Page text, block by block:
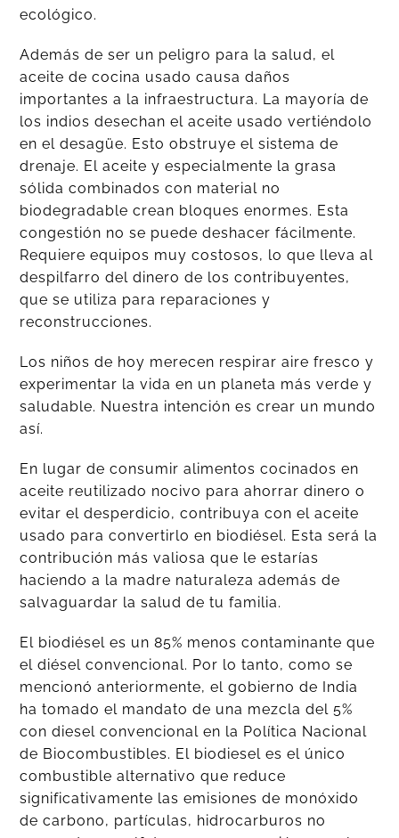
ecológico.
Además de ser un peligro para la salud, el
aceite de cocina usado causa daños
importantes a la infraestructura. La mayoría de
los indios desechan el aceite usado vertiéndolo
en el desagüe. Esto obstruye el sistema de
drenaje. El aceite y especialmente la grasa
sólida combinados con material no
biodegradable crean bloques enormes. Esta
congestión no se puede deshacer fácilmente.
Requiere equipos muy costosos, lo que lleva al
despilfarro del dinero de los contribuyentes,
que se utiliza para reparaciones y
reconstrucciones.
Los niños de hoy merecen respirar aire fresco y
experimentar la vida en un planeta más verde y
saludable. Nuestra intención es crear un mundo
así.
En lugar de consumir alimentos cocinados en
aceite reutilizado nocivo para ahorrar dinero o
evitar el desperdicio, contribuya con el aceite
usado para convertirlo en biodiésel. Esta será la
contribución más valiosa que le estarías
haciendo a la madre naturaleza además de
salvaguardar la salud de tu familia.
El biodiésel es un 85% menos contaminante que
el diésel convencional. Por lo tanto, como se
mencionó anteriormente, el gobierno de India
ha tomado el mandato de una mezcla del 5%
con diesel convencional en la Política Nacional
de Biocombustibles. El biodiesel es el único
combustible alternativo que reduce
significativamente las emisiones de monóxido
de carbono, partículas, hidrocarburos no